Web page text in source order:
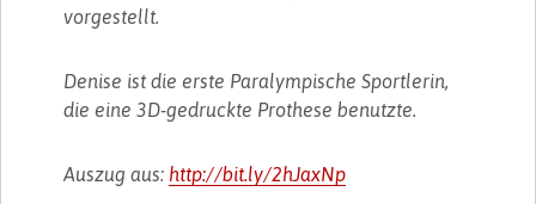
vorgestellt.
Denise ist die erste Paralympische Sportlerin,
die eine 3D-gedruckte Prothese benutzte.
Auszug aus: http://bit.ly/2hJaxNp